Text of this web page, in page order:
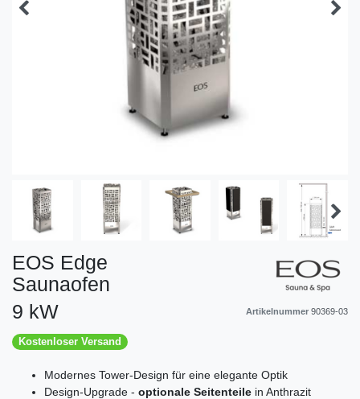
EOS Edge
Saunaofen
9 kW
Artikelnummer 90369-03
Kostenloser Versand
Modernes Tower-Design für eine elegante Optik
Design-Upgrade - optionale Seitenteile in Anthrazit